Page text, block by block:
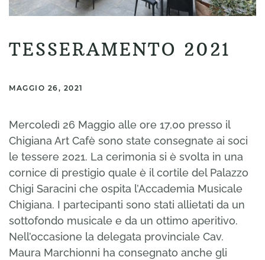
TESSERAMENTO 2021
MAGGIO 26, 2021
Mercoledì 26 Maggio alle ore 17,00 presso il
Chigiana Art Cafè sono state consegnate ai soci
le tessere 2021. La cerimonia si è svolta in una
cornice di prestigio quale è il cortile del Palazzo
Chigi Saracini che ospita l’Accademia Musicale
Chigiana. I partecipanti sono stati allietati da un
sottofondo musicale e da un ottimo aperitivo.
Nell’occasione la delegata provinciale Cav.
Maura Marchionni ha consegnato anche gli